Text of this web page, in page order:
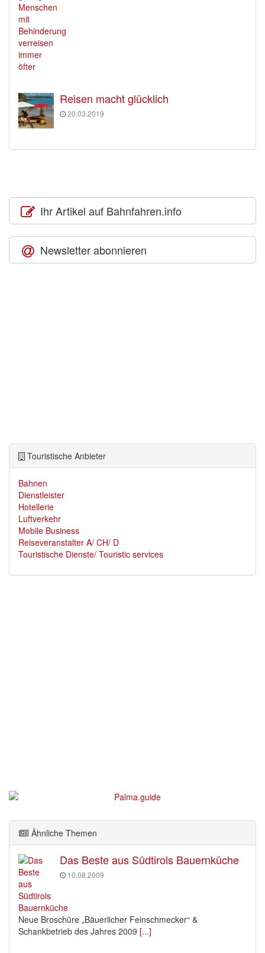
Reisen macht glücklich
20.03.2019
Ihr Artikel auf Bahnfahren.info
Newsletter abonnieren
Touristische Anbieter
Bahnen
Dienstleister
Hotellerie
Luftverkehr
Mobile Business
Reiseveranstalter A/ CH/ D
Touristische Dienste/ Touristic services
Ähnliche Themen
Das Beste aus Südtirols Bauernküche
10.08.2009
Neue Broschüre „Bäuerlicher Feinschmecker“ &
Schankbetrieb des Jahres 2009 [...]